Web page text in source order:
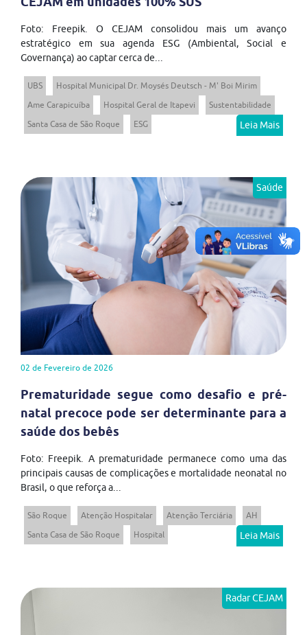
Foto: Freepik. O CEJAM consolidou mais um avanço
estratégico em sua agenda ESG (Ambiental, Social e
Governança) ao captar cerca de...
UBS
Hospital Municipal Dr. Moysés Deutsch - M' Boi Mirim
Ame Carapicuíba
Hospital Geral de Itapevi
Sustentabilidade
Santa Casa de São Roque
ESG Leia Mais
Saúde
02 de Fevereiro de 2026
Prematuridade segue como desafio e pré-
natal precoce pode ser determinante para a
saúde dos bebês
Foto: Freepik. A prematuridade permanece como uma das
principais causas de complicações e mortalidade neonatal no
Brasil, o que reforça a...
São Roque Atenção Hospitalar Atenção Terciária
AH
Santa Casa de São Roque
Hospital Leia Mais
Radar CEJAM